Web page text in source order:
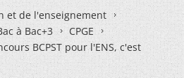
et de l'enseignement
à Bac+3
CPGE
BCPST pour l'ENS, c'est